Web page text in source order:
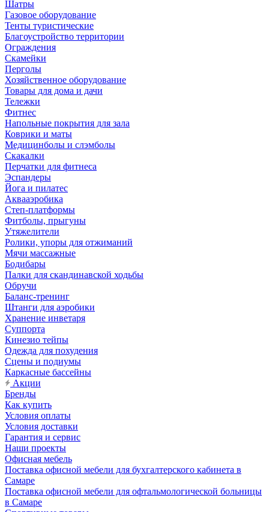
Шатры
Газовое оборудование
Тенты туристические
Благоустройство территории
Ограждения
Скамейки
Перголы
Хозяйственное оборудование
Товары для дома и дачи
Тележки
Фитнес
Напольные покрытия для зала
Коврики и маты
Медицинболы и слэмболы
Скакалки
Перчатки для фитнеса
Эспандеры
Йога и пилатес
Аквааэробика
Степ-платформы
Фитболы, прыгуны
Утяжелители
Ролики, упоры для отжиманий
Мячи массажные
Бодибары
Палки для скандинавской ходьбы
Обручи
Баланс-тренинг
Штанги для аэробики
Хранение инветаря
Суппорта
Кинезио тейпы
Одежда для похудения
Сцены и подиумы
Каркасные бассейны
Акции
Бренды
Как купить
Условия оплаты
Условия доставки
Гарантия и сервис
Наши проекты
Офисная мебель
Поставка офисной мебели для бухгалтерского кабинета в
Самаре
Поставка офисной мебели для офтальмологической больницы
в Самаре